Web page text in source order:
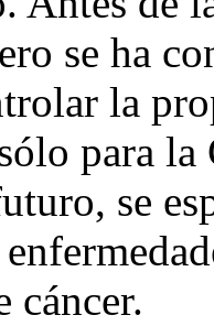
se ha
la
para la
se
cáncer.